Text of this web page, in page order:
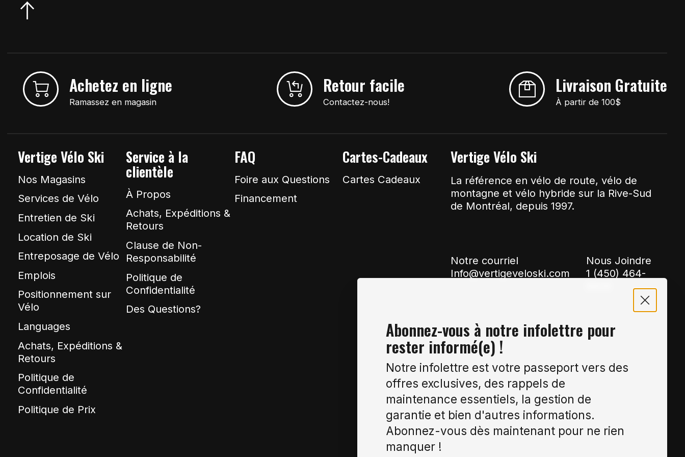
Achetez en ligne
Ramassez en magasin
Retour facile
Contactez-nous!
Livraison Gratuite
À partir de 100$
Vertige Vélo Ski
Nos Magasins
Services de Vélo
Entretien de Ski
Location de Ski
Entreposage de Vélo
Emplois
Positionnement sur
Vélo
Languages
Achats, Expéditions &
Retours
Politique de
Confidentialité
Politique de Prix
Service à la
clientèle
À Propos
Achats, Expéditions &
Retours
Clause de Non-
Responsabilité
Politique de
Confidentialité
Des Questions?
FAQ
Foire aux Questions
Financement
Cartes-Cadeaux
Cartes Cadeaux
Vertige Vélo Ski
La référence en vélo de route, vélo de
montagne et vélo hybride sur la Rive-Sud
de Montréal, depuis 1997.
Notre courriel
Info@vertigeveloski.com
Nous Joindre
1 (450) 464-
Abonnez-vous à notre infolettre pour
rester informé(e) !
Notre infolettre est votre passeport vers des
offres exclusives, des rappels de
maintenance essentiels, la gestion de
garantie et bien d'autres informations.
Abonnez-vous dès maintenant pour ne rien
manquer !